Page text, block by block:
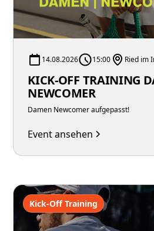
14.08.2026 15:00 Ried im
KICK-OFF TRAINING
NEWCOMER
Damen Newcomer aufgepasst!
Event ansehen
Kick-Off Training